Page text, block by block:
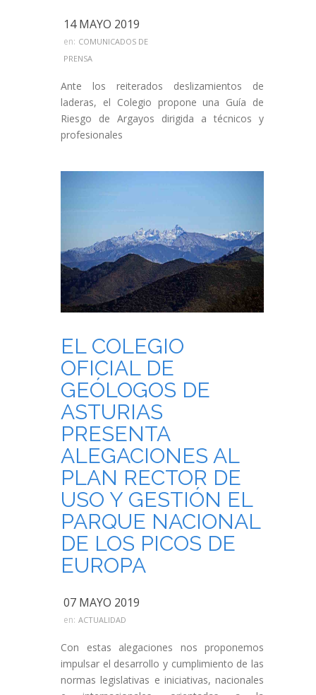
14 MAYO 2019
en: COMUNICADOS DE
PRENSA
Ante los reiterados deslizamientos de
laderas, el Colegio propone una Guía de
Riesgo de Argayos dirigida a técnicos y
profesionales
EL COLEGIO
OFICIAL DE
GEÓLOGOS DE
ASTURIAS
PRESENTA
ALEGACIONES AL
PLAN RECTOR DE
USO Y GESTIÓN EL
PARQUE NACIONAL
DE LOS PICOS DE
EUROPA
07 MAYO 2019
en: ACTUALIDAD
Con estas alegaciones nos proponemos
impulsar el desarrollo y cumplimiento de las
normas legislativas e iniciativas, nacionales